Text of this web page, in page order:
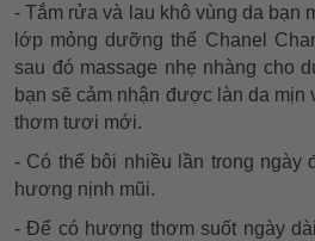
- Tắm rửa và lau khô vùng da bạn
lớp mỏng dưỡng thể Chanel
sau đó massage nhẹ nhàng cho
bạn sẽ cảm nhận được làn da
thơm tươi mới.
- Có thể bôi nhiều lần trong ngày
hương nịnh mũi.
- Để có hương thơm suốt ngày